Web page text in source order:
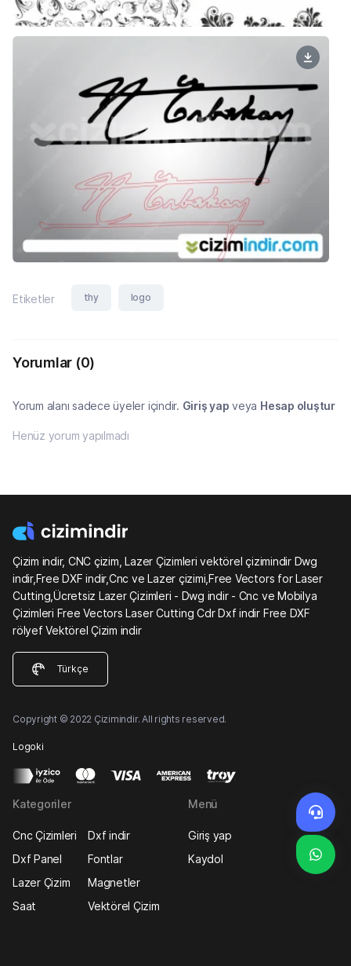
Etiketler thy logo
Yorumlar (0)
Yorum alanı sadece üyeler içindir. Giriş yap veya Hesap oluştur
Henüz yorum yapılmadı
Çizim indir, CNC çizim, Lazer Çizimleri vektörel çizimindir Dwg
indir,Free DXF indir,Cnc ve Lazer çizimi,Free Vectors for Laser
Cutting,Ücretsiz Lazer Çizimleri - Dwg indir - Cnc ve Mobilya
Çizimleri Free Vectors Laser Cutting Cdr Dxf indir Free DXF
rölyef Vektörel Çizim indir
Türkçe
Copyright © 2022 Çizimindir. All rights reserved.
Logoki
Kategoriler
Cnc Çizimleri
Dxf indir
Dxf Panel
Fontlar
Lazer Çizim
Magnetler
Saat
Vektörel Çizim
Menü
Giriş yap
Kaydol